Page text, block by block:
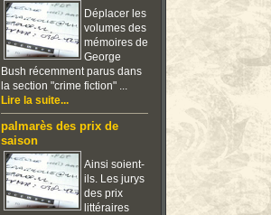
Déplacer les
volumes des
mémoires de
George
Bush récemment parus dans
la section "crime fiction" ...
Lire la suite...
palmarès des prix de
saison
Ainsi soient-
ils. Les jurys
des prix
littéraires